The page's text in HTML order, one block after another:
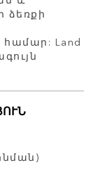
ձեռքի
համար: Land